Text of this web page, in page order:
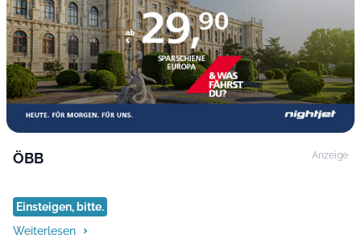
ÖBB Anzeige
Einsteigen, bitte.
Weiterlesen